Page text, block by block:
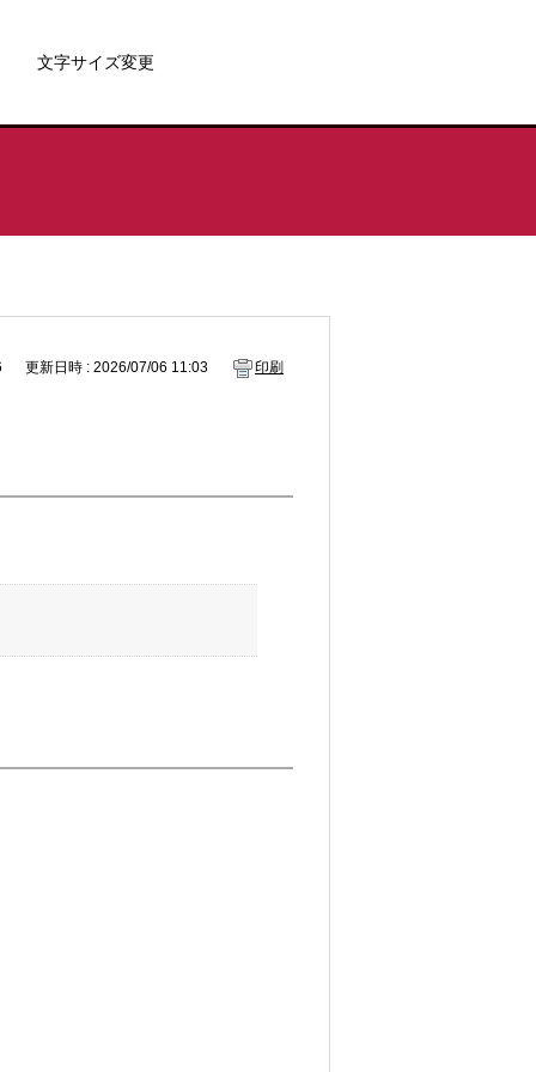
文字サイズ変更
更新日時 : 2026/07/06 11:03 印刷